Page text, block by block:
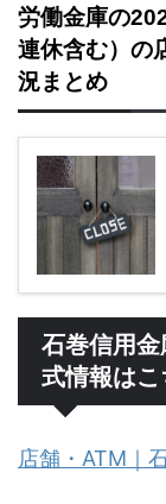
労働金庫の
連休含む）の
況まとめ
石巻信用
式情報はこ
店舗・ATM｜